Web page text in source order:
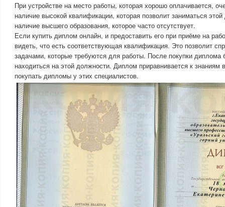
При устройстве на место работы, которая хорошо оплачивается,
наличие высокой квалификации, которая позволит заниматься
наличие высшего образования, которое часто отсутствует.
Если купить диплом онлайн, и предоставить его при приёме на
видеть, что есть соответствующая квалификация. Это позволит
задачами, которые требуются для работы. После покупки диплома
находиться на этой должности. Диплом приравнивается к знаниям
покупать дипломы у этих специалистов.